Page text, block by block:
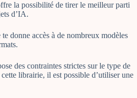
la possibilité de tirer le meilleur parti
d’IA.
donne accès à de nombreux modèles
des contraintes strictes sur le type de
librairie, il est possible d’utiliser une